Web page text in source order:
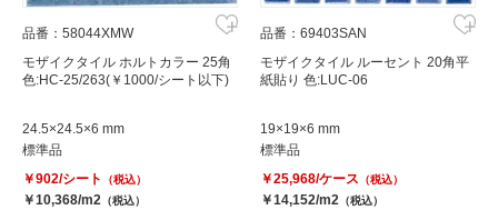
品番：58044XMW
モザイクタイル ホルトカラー 25角
色:HC-25/263(￥1000/シート以下)
24.5×24.5×6 mm
標準品
￥902/シート
（税込）
￥10,368/m2 （税込）
品番：69403SAN
モザイクタイル ルーセント 20角平
紙貼り 色:LUC-06
19×19×6 mm
標準品
￥25,968/ケース （税込）
￥14,152/m2 （税込）